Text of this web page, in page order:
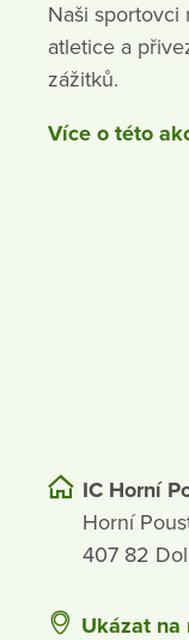
Naši
atletice a
zážitků.
Více o této
IC Horní
Horní
407 82
Ukázat na